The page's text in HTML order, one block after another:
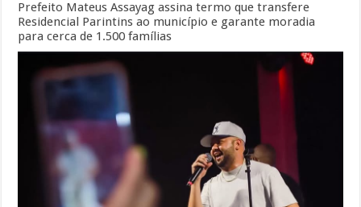
Prefeito Mateus Assayag assina termo que transfere
Residencial Parintins ao município e garante moradia
para cerca de 1.500 famílias